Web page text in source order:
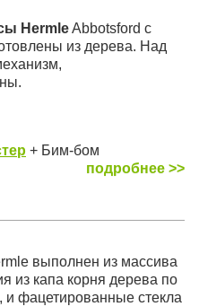
HermleAbbotsford с
из дерева. Над
+ Бим-бом
подробнее >>
выполнен из массива
из капа корня дерева по
и фацетированные стекла